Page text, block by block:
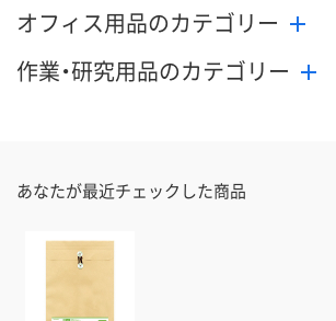
オフィス用品のカテゴリー
作業・研究用品のカテゴリー
あなたが最近チェックした商品